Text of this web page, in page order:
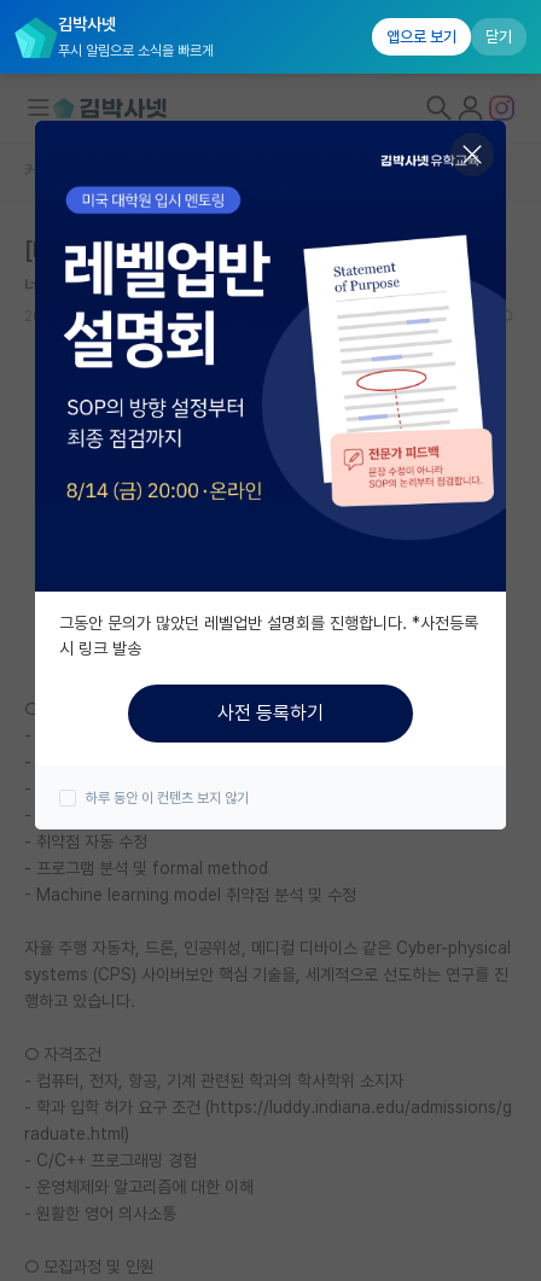
김박사넷
푸시 알림으로 소식을 빠르게
앱으로 보기 닫기
대학원생 모집
국내대학원 정보
연구실&오픈랩
커뮤니티
커뮤니티 홈
전체글보기
베스트 게시판
자유 게시판(아무개랩)
미국 유학 게시판
미국 대학원 합격 후기 게시판
대학원생 모집 게시판
연구실(PI) 홍보 게시판
석박사 채용 정보 게시판
학부 인턴 게시판
임용 후기 게시판
PI 전용 게시판
인문사회 계열 게시판
특수/전문대학원 게시판
반도체/AI 게시판
커뮤니티 홈
[Indiana University] 사이버보안 분야 박사과정 모집
너그러운 존 필즈
2025.10.29 0 1874
○ 세부연구분야 및 연구성과 (수행중인 과제)
- 센서 공격 시률레이션
- 오픈 소스 취약점 분석
- 하드웨어 취약점 분석
- 펌웨어 취약점 분석
- 취약점 자동 수정
- 프로그램 분석 및 formal method
- Machine learning model 취약점 분석 및 수정
자율 주행 자동차, 드론, 인공위성, 메디컬 디바이스 같은 Cyber-physical
systems (CPS) 사이버보안 핵심 기술을, 세계적으로 선도하는 연구를 진
행하고 있습니다.
○ 자격조건
- 컴퓨터, 전자, 항공, 기계 관련된 학과의 학사학위 소지자
- 학과 입학 허가 요구 조건 (https://luddy.indiana.edu/admissions/g
raduate.html)
- C/C++ 프로그래밍 경험
- 운영체제와 알고리즘에 대한 이해
- 원활한 영어 의사소통
○ 모집과정 및 인원
그동안 문의가 많았던 레벨업반 설명회를 진행합니다. *사전등록
시 링크 발송
사전 등록하기
하루 동안 이 컨텐츠 보지 않기